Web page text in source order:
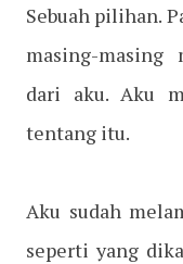
Sebuah pilihan.
masing-masing
dari aku. Aku
tentang itu.
Aku sudah
seperti yang